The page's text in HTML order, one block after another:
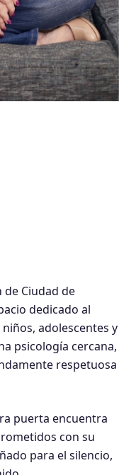
de Ciudad de
dedicado al
adolescentes y
psicología cercana,
respetuosa
puerta encuentra
con su
para el silencio,